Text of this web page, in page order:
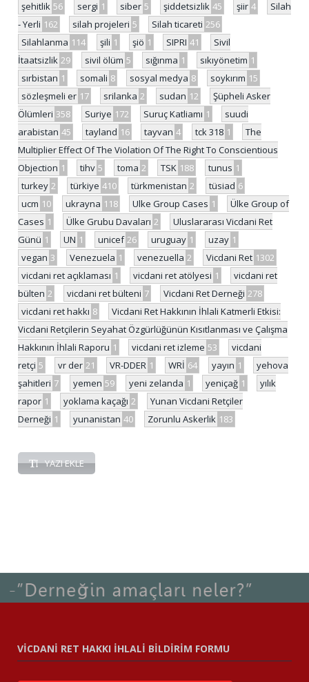
şehitlik 56 sergi 1 siber 5 şiddetsizlik 45 şiir 4
Silah
- Yerli 162 silah projeleri 5 Silah ticareti 256
Silahlanma 114 şili 1 şiö 1 SIPRI 41
Sivil
İtaatsizlik 29 sivil ölüm 5 sığınma 1 sıkıyönetim 1
sırbistan 1 somali 8 sosyal medya 8 soykırım 15
sözleşmeli er 17 srilanka 2 sudan 12
Şüpheli Asker
Ölümleri 358 Suriye 172 Suruç Katliamı 1
suudi
arabistan 45 tayland 16 tayvan 4 tck 318 1
The
Multiplier Effect Of The Violation Of The Right To Conscientious
Objection 1 tihv 5 toma 2 TSK 188 tunus 1
turkey 2 türkiye 410 türkmenistan 2 tüsiad 6
ucm 10 ukrayna 118 Ulke Group Cases 1
Ülke Group of
Cases 1 Ülke Grubu Davaları 2
Uluslararası Vicdani Ret
Günü 1 UN 1 unicef 26 uruguay 1 uzay 1
vegan 3 Venezuela 1 venezuella 2 Vicdani Ret 1302
vicdani ret açıklaması 1 vicdani ret atölyesi 1
vicdani ret
bülten 2 vicdani ret bülteni 7 Vicdani Ret Derneği 278
vicdani ret hakkı 8
Vicdani Ret Hakkının İhlali Katmerli Etkisi:
Vicdani Retçilerin Seyahat Özgürlüğünün Kısıtlanması ve Çalışma
Hakkının İhlali Raporu 1 vicdani ret izleme 53
vicdani
retçi 5 vr der 21 VR-DDER 1 WRİ 64 yayın 1
yehova
şahitleri 7 yemen 59 yeni zelanda 1 yeniçağ 1
yılık
rapor 1 yoklama kaçağı 2
Yunan Vicdani Retçiler
Derneği 1 yunanistan 40 Zorunlu Askerlik 183
YAZI EKLE
VİCDANİ RET HAKKI İHLALİ BİLDİRİM FORMU